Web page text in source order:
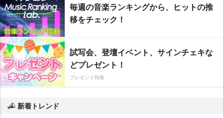
毎週の音楽ランキングから、ヒットの推
移をチェック！
試写会、登壇イベント、サインチェキな
どプレゼント！
プレゼント特集
新着トレンド